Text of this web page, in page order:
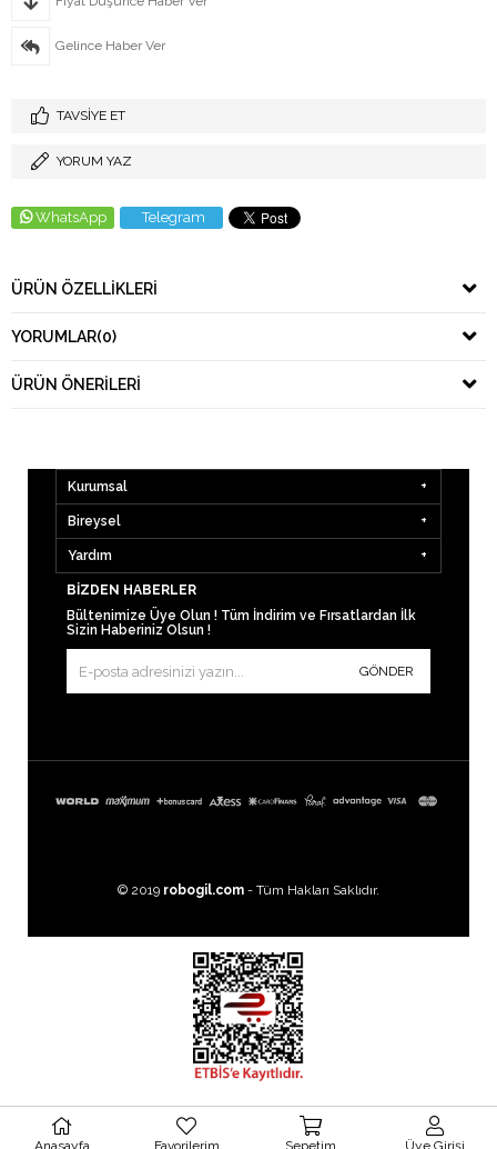
Gelince Haber Ver
TAVSIYE ET
YORUM YAZ
WhatsApp Telegram
ÜRÜN ÖZELLIKLERI
YORUMLAR(0)
ÜRÜN ÖNERILERI
Kurumsal
Bireysel
Yardım
BIZDEN HABERLER
Bültenimize Üye Olun ! Tüm İndirim ve Fırsatlardan İlk
Sizin Haberiniz Olsun !
GÖNDER
© 2019 robogil.com - Tüm Hakları Saklıdır.
Images by Freepik
Anasayfa Favorilerim Sepetim Üye Girişi